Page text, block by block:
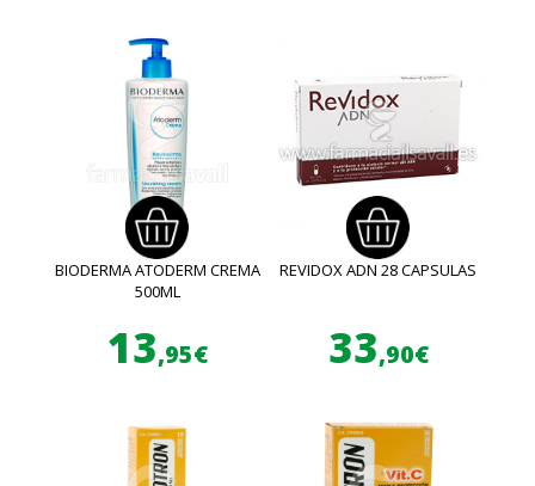
BIODERMA ATODERM CREMA
500ML
13,95€
REVIDOX ADN 28 CAPSULAS
33,90€